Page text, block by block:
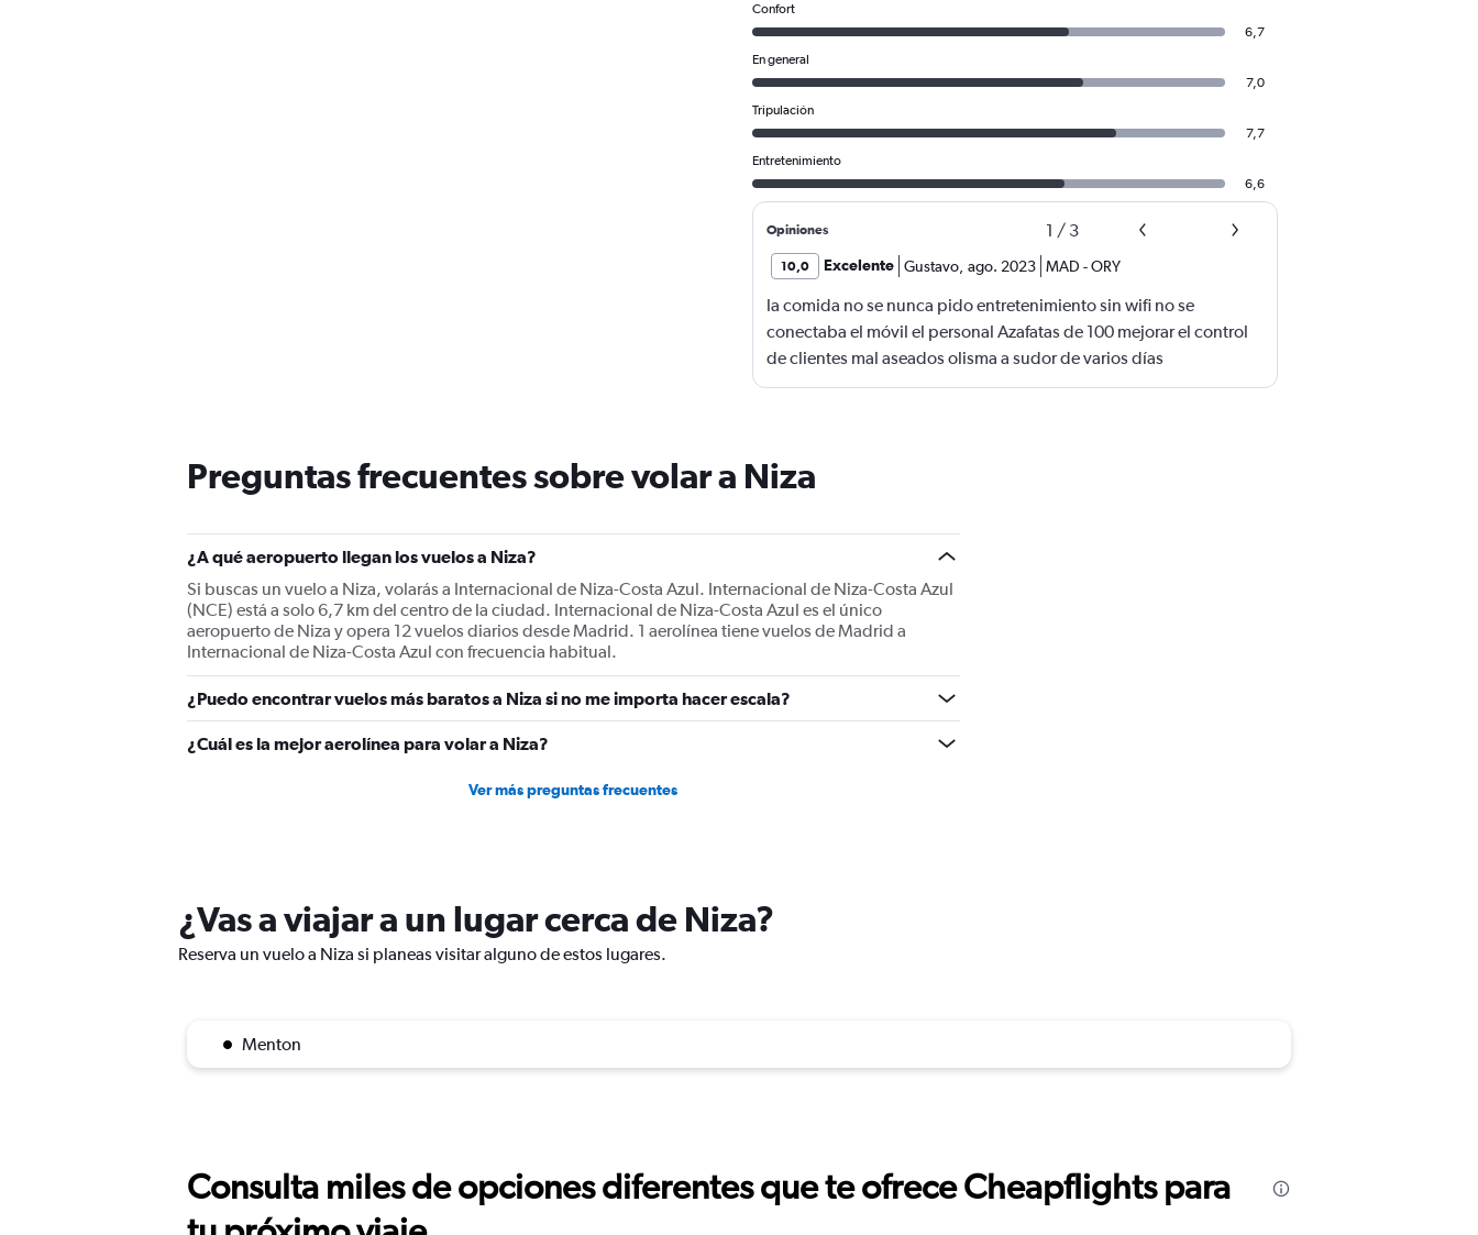
Confort
6,7
En general
7,0
Tripulación
7,7
Entretenimiento
6,6
Opiniones 1 / 3
10,0 Excelente Gustavo ago. 2023 MAD -ORY
la comida no se nunca pido entretenimiento sin wifi no se
conectaba el móvil el personal Azafatas de 100 mejorar el control
de clientes mal aseados olisma a sudor de varios días
Preguntas frecuentes sobre volar a Niza
¿A qué aeropuerto llegan los vuelos a Niza?
Si buscas un vuelo a Niza, volarás a Internacional de Niza-Costa Azul. Internacional de Niza-Costa Azul
(NCE) está a solo 6,7 km del centro de la ciudad. Internacional de Niza-Costa Azul es el único
aeropuerto de Niza y opera 12 vuelos diarios desde Madrid. 1 aerolínea tiene vuelos de Madrid a
Internacional de Niza-Costa Azul con frecuencia habitual.
¿Puedo encontrar vuelos más baratos a Niza si no me importa hacer escala?
¿Cuál es la mejor aerolínea para volar a Niza?
Ver más preguntas frecuentes
¿Vas a viajar a un lugar cerca de Niza?
Reserva un vuelo a Niza si planeas visitar alguno de estos lugares.
Menton
Consulta miles de opciones diferentes que te ofrece Cheapflights para